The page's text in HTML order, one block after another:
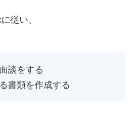
従い、
談をする
書類を作成する